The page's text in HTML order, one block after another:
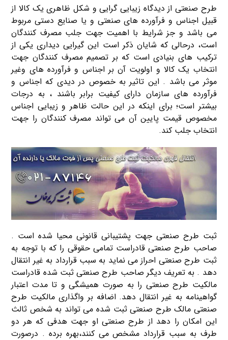
طرح صنعتی از دیدگاه زیبایی گرایی و شکل ظاهری یک کالا از
قبیل اجناس و فرآورده های صنعتی و یا صنایع دستی مربوط
می باشد و جز شرایط با اهمیت جهت جلب مصرف کنندگان
است، درحالی که شایان ذکر است این گیرایی دیداری یکی از
ترکیب های بنیادی است که بر تصمیم مصرف کنندگان جهت
انتخاب یک کالا و اولویت آن بر اجناس و فرآورده های وغیر
موثر می باشد . این تاثیر به خصوص در دیدی که اجناس و
فرآورده های سازمان دارای کیفیت برابر باشند ، به درجات
بیشتر است؛ برای اینکه در این حالت ظاهر و زیبایی اجناس
مخصوص قیمت پایین آن می تواند مصرف کنندگان را جهت
انتخاب جلب کند.
ثبت طرح صنعتی جهت پشتیبانی قانونی محیا شده است .
صاحب طرح صنعتی قادراست تمامی حقوقی را که با توجه به
ثبت طرح صنعتی احراز می نماید به سبب قرارداد به غیر انتقال
دهد . به تعریف دیگر صاحب طرح صنعتی ثبت شده قادراست
مالکیت طرح صنعتی را به صورت همیشگی و تا مدت اعتبار
گواهینامه به غیر انتقال دهد. اضافه بر واگذاری مالکیت طرح
صنعتی مالک طرح صنعتی ثبت شده می تواند به شخص ثالث
این امکان را دهد از طرح صنعتی او جهت هدفی که هر دو
طرف به سبب قرارداد مشخص می کنند،بهره برده . درصورت